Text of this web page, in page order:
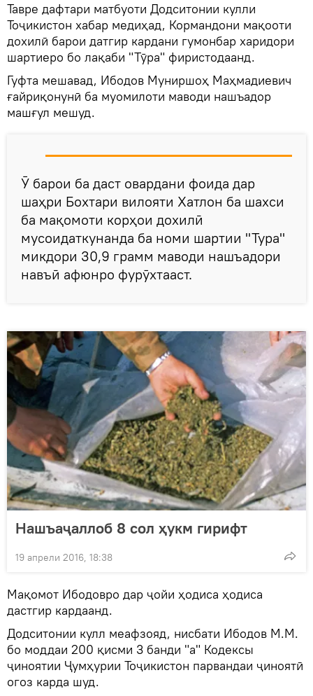
Тавре дафтари матбуоти Додситонии кулли
Тоҷикистон хабар медиҳад, Кормандони мақооти
дохилӣ барои датгир кардани гумонбар харидори
шартиеро бо лақаби "Тӯра" фиристодаанд.
Гуфта мешавад, Ибодов Муниршоҳ Маҳмадиевич
ғайриқонунӣ ба муомилоти маводи нашъадор
машғул мешуд.
Ӯ барои ба даст овардани фоида дар
шаҳри Бохтари вилояти Хатлон ба шахси
ба мақомоти корҳои дохилӣ
мусоидаткунанда ба номи шартии "Тура"
микдори 30,9 грамм маводи нашъадори
навъӣ афюнро фурӯхтааст.
Нашъаҷаллоб 8 сол ҳукм гирифт
19 апрели 2016, 18:38
Мақомот Ибодовро дар ҷойи ҳодиса ҳодиса
дастгир кардаанд.
Додситонии кулл меафзояд, нисбати Ибодов М.М.
бо моддаи 200 қисми 3 банди "а" Кодексы
ҷиноятии Ҷумҳурии Тоҷикистон парвандаи ҷиноятӣ
огоз карда шуд.